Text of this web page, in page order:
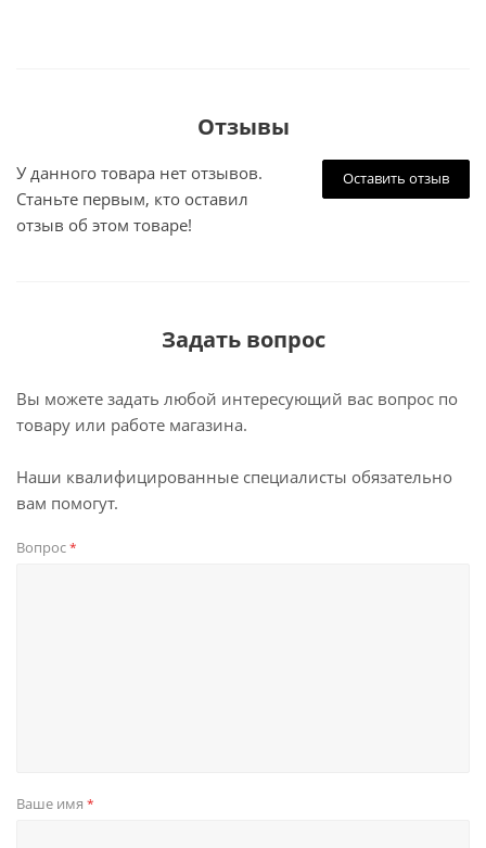
Отзывы
Оставить отзыв
У данного товара нет отзывов.
Станьте первым, кто оставил
отзыв об этом товаре!
Задать вопрос
Вы можете задать любой интересующий вас вопрос по
товару или работе магазина.
Наши квалифицированные специалисты обязательно
вам помогут.
Вопрос*
Ваше имя *